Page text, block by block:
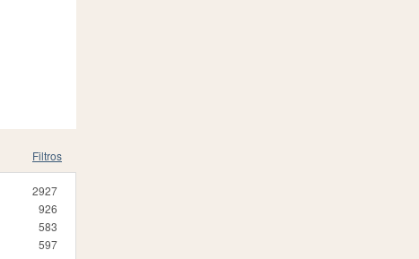
Filtros
2927
926
583
597